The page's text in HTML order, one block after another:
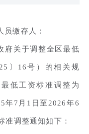
缴存人：
府关于调整全区最低
〕16号）的相关规
低工资标准调整为
年7月1日至2026年6
准调整通知如下：